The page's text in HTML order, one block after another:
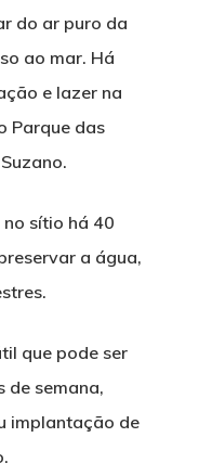
do ar puro da
ao mar. Há
e lazer na
Parque das
sítio há 40
a água,
que pode ser
de semana,
implantação de